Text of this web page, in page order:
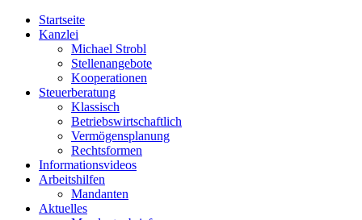
Startseite
Kanzlei
Michael Strobl
Stellenangebote
Kooperationen
Steuerberatung
Klassisch
Betriebswirtschaftlich
Vermögensplanung
Rechtsformen
Informationsvideos
Arbeitshilfen
Mandanten
Aktuelles